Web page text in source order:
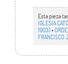
Esta pieza
IGLESIA
1903)•
FRANCISCO